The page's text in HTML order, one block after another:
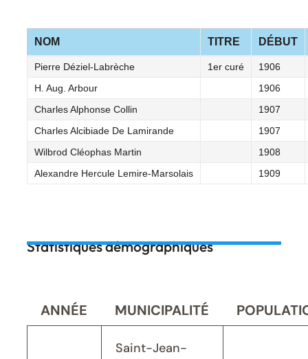
NOM TITRE DÉBUT
Pierre Déziel-Labrèche 1er curé
1906
H. Aug. Arbour
1906
Charles Alphonse Collin
1907
Charles Alcibiade De Lamirande
1907
Wilbrod Cléophas Martin
1908
Alexandre Hercule Lemire-Marsolais
1909
Statistiques démographiques
ANNÉE MUNICIPALITÉ
Saint-Jean-